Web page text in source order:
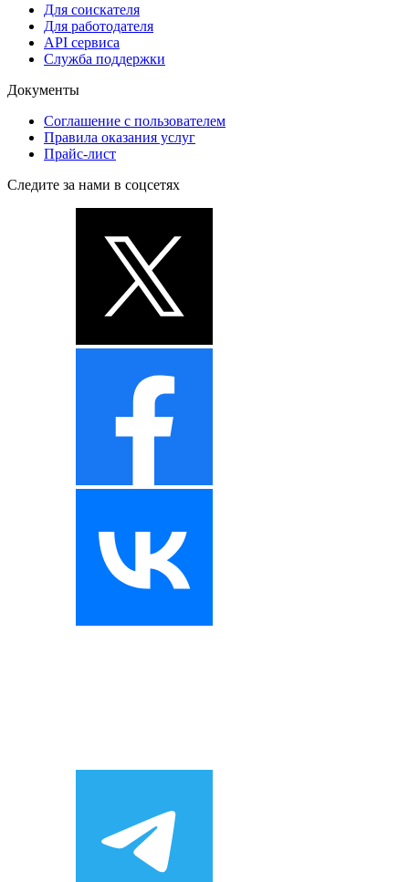
Для соискателя
Для работодателя
API сервиса
Служба поддержки
Документы
Соглашение с пользователем
Правила оказания услуг
Прайс-лист
Следите за нами в соцсетях